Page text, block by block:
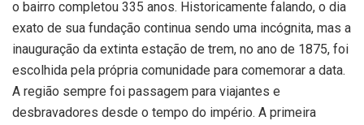
o bairro completou 335 anos. Historicamente falando, o dia
exato de sua fundação continua sendo uma incógnita, mas a
inauguração da extinta estação de trem, no ano de 1875, foi
escolhida pela própria comunidade para comemorar a data.
A região sempre foi passagem para viajantes e
desbravadores desde o tempo do império. A primeira